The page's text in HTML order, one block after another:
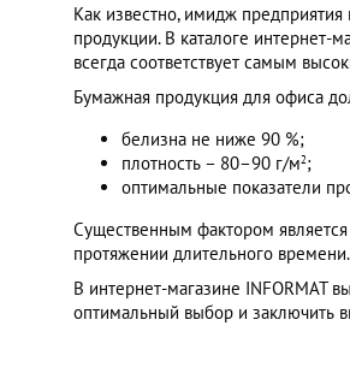
Как известно, имидж
продукции. В каталоге интернет-
всегда соответствует самым
Бумажная продукция для офиса
белизна не ниже 90 %;
плотность – 80–90 г/м2;
оптимальные показатели
Существенным фактором
протяжении длительного времени.
В интернет-магазине INFORMAT
оптимальный выбор и заключить